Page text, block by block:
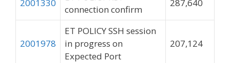
2001330
connection confirm
287,640
2001978
ET POLICY SSH session
in progress on
Expected Port
207,124